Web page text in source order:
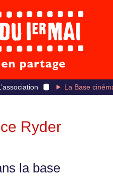
La Base
Ryder
la base